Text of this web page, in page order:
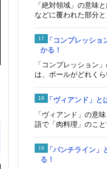
「絶対領域」の意味
などに覆われた部分と
「コンプレッシ
かる！
「コンプレッション
は、ボールがどれくら
「ヴィアンド」
「ヴィアンド」の意
語で「肉料理」のこと
「パンチライン
る！